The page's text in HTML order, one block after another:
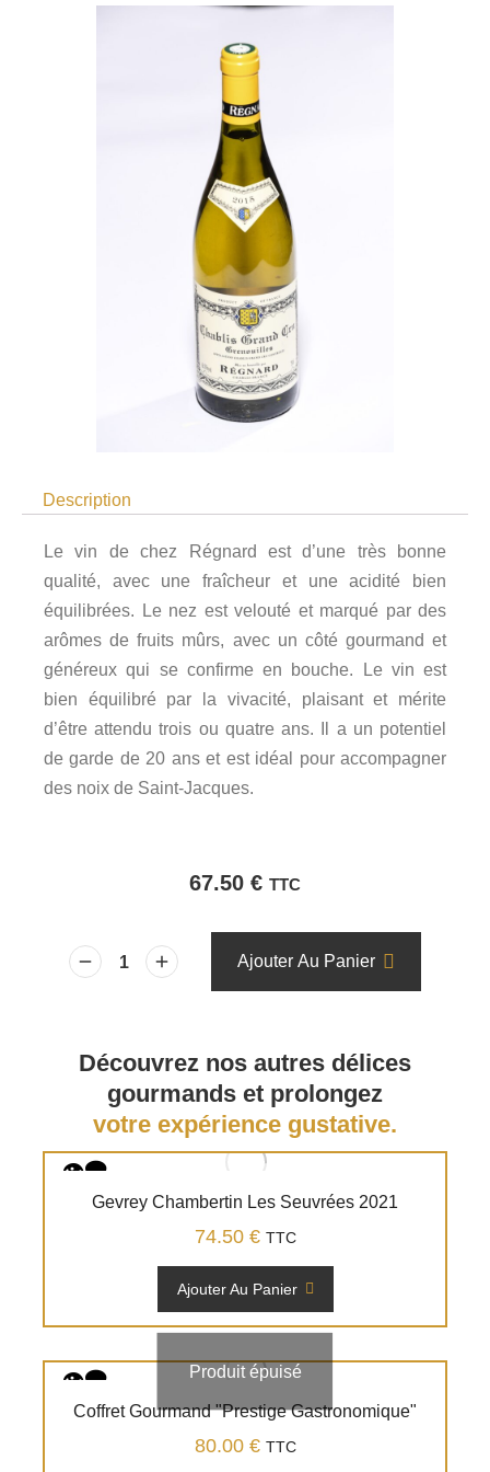
Description
Le vin de chez Régnard est d’une très bonne
qualité, avec une fraîcheur et une acidité bien
équilibrées. Le nez est velouté et marqué par des
arômes de fruits mûrs, avec un côté gourmand et
généreux qui se confirme en bouche. Le vin est
bien équilibré par la vivacité, plaisant et mérite
d’être attendu trois ou quatre ans. Il a un potentiel
de garde de 20 ans et est idéal pour accompagner
des noix de Saint-Jacques.
67.50 € TTC
Ajouter Au Panier
Découvrez nos autres délices
gourmands et prolongez
votre expérience gustative.
Gevrey Chambertin Les Seuvrées 2021
74.50 € TTC
Ajouter Au Panier
Produit épuisé
Coffret Gourmand "Prestige Gastronomique"
80.00 € TTC